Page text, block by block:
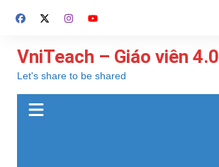
đến
dung
VniTeach – Giáo viên 4.0
Let's share to be shared